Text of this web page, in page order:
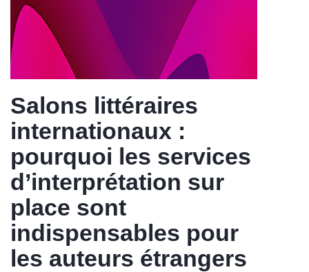
Salons littéraires
internationaux :
pourquoi les services
d’interprétation sur
place sont
indispensables pour
les auteurs étrangers